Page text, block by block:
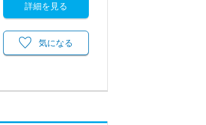
詳細を見る
気になる